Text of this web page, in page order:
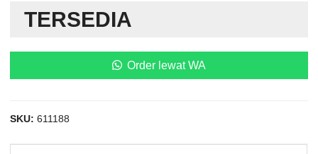
TERSEDIA
Order lewat WA
SKU:611188